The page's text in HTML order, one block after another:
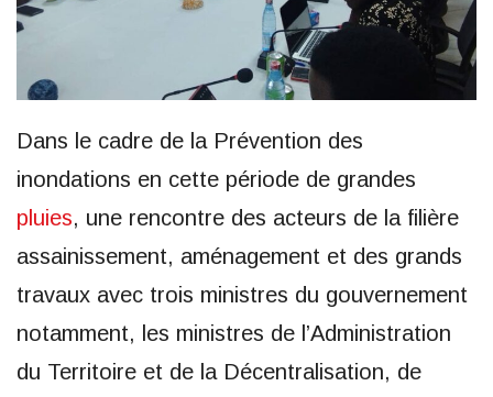
Dans le cadre de la Prévention des
inondations en cette période de grandes
pluies, une rencontre des acteurs de la filière
assainissement, aménagement et des grands
travaux avec trois ministres du gouvernement
notamment, les ministres de l’Administration
du Territoire et de la Décentralisation, de